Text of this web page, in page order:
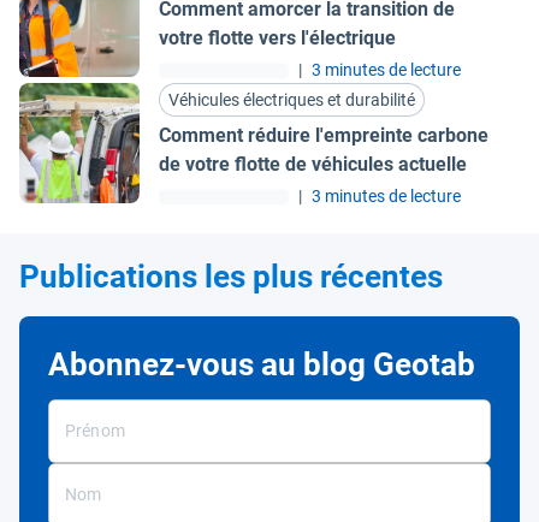
Comment amorcer la transition de
votre flotte vers l'électrique
| 3 minutes de lecture
Véhicules électriques et durabilité
Comment réduire l'empreinte carbone
de votre flotte de véhicules actuelle
| 3 minutes de lecture
Publications les plus récentes
Abonnez-vous au blog Geotab